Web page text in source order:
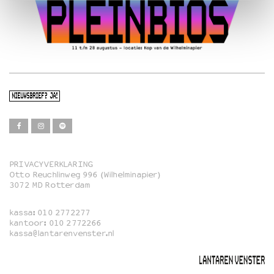
NIEUWSBRIEF? JA!
Film
Familie
Film in English
PRIVACYVERKLARING
Otto Reuchlinweg 996 (Wilhelminapier)
3072 MD Rotterdam
kassa: 010 2772277
kantoor: 010 2772266
kassa@lantarenvenster.nl